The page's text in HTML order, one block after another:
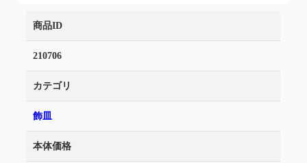
商品ID
210706
カテゴリ
飾皿
本体価格